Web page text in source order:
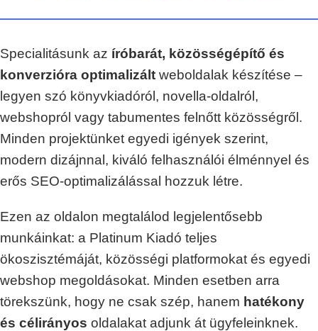
Specialitásunk az íróbarát, közösségépítő és
konverzióra optimalizált weboldalak készítése –
legyen szó könyvkiadóról, novella-oldalról,
webshopról vagy tabumentes felnőtt közösségről.
Minden projektünket egyedi igények szerint,
modern dizájnnal, kiváló felhasználói élménnyel és
erős SEO-optimalizálással hozzuk létre.
Ezen az oldalon megtalálod legjelentősebb
munkáinkat: a Platinum Kiadó teljes
ökoszisztémáját, közösségi platformokat és egyedi
webshop megoldásokat. Minden esetben arra
törekszünk, hogy ne csak szép, hanem hatékony
és célirányos oldalakat adjunk át ügyfeleinknek.